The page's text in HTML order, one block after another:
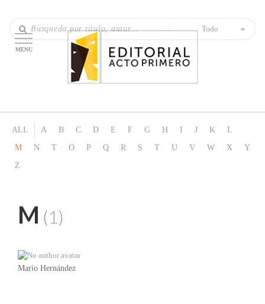
MENU
Todo
ALL A B C D E F G H I J K
L
M
N T O P Q R S T U V W X
Y
Z
M (1)
Mario Hernández